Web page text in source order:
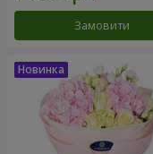
Замовити